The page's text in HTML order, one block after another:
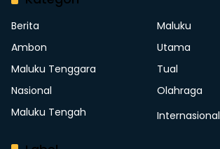
Berita
Maluku
Ambon
Utama
Maluku Tenggara
Tual
Nasional
Olahraga
Maluku Tengah
Internasional